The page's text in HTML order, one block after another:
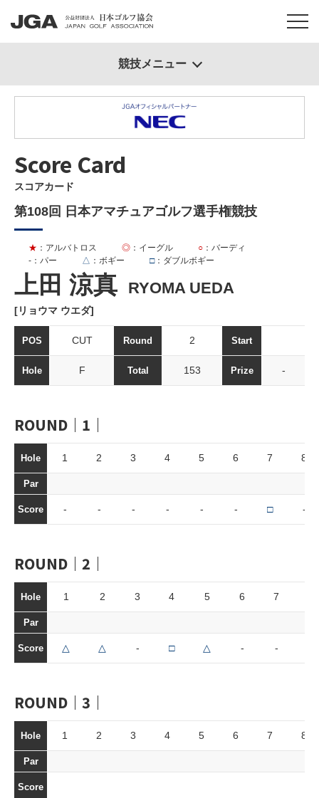
Score Card
スコアカード
第108回 日本アマチュアゴルフ選手権競技
上田 涼真 RYOMA UEDA
[リョウマ ウエダ]
★ ：アルバトロス ◎ ：イーグル ○ ：バーディ
- ：パー △ ：ボギー □：ダブルボギー
POS CUT Round 2 Start
Hole F Total 153 Prize -
ROUND｜1｜
Hole 1 2 3 4 5 6 7 8
Par
Score - - - - - - □ -
ROUND｜2｜
Hole 1 2 3 4 5 6 7
Par
Score △ △ - □ △ - -
ROUND｜3｜
Hole 1 2 3 4 5 6 7 8
Par
Score
競技メニュー